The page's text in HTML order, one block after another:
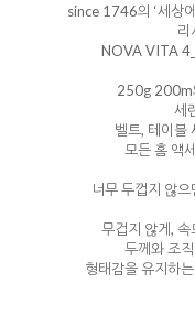
since 1746의 ‘세상
리
NOVA VITA
250g 200m
세
벨트, 테이블
모든 홈 액
너무 두껍지 않
무겁지 않게,
두께와 조
형태감을 유지하